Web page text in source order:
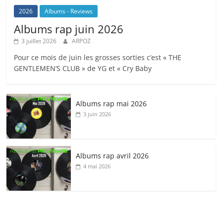
2026 Albums - Reviews
Albums rap juin 2026
3 juillet 2026 ARPOZ
Pour ce mois de juin les grosses sorties c’est « THE
GENTLEMEN’S CLUB » de YG et « Cry Baby
Albums rap mai 2026
3 juin 2026
Albums rap avril 2026
4 mai 2026